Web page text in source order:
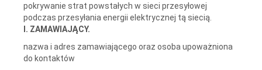
pokrywanie strat powstałych w sieci przesyłowej
podczas przesyłania energii elektrycznej tą siecią.
I. ZAMAWIAJĄCY.
nazwa i adres zamawiającego oraz osoba upoważniona
do kontaktów